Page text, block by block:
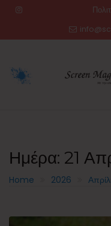
Ημέρα: 21
Home 2026